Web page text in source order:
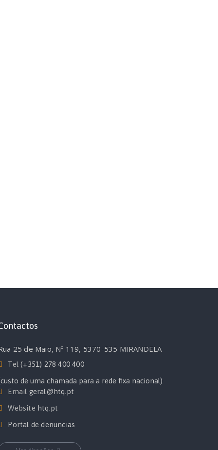
25 de Maio, Nº 119, 5370-535 MIRANDELA
Tel(+351) 278 400 400
de uma chamada para a rede fixa nacional)
Email geral@htq.pt
Website htq.pt
Portal de denuncias